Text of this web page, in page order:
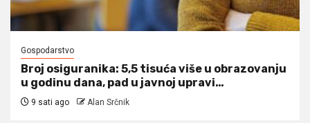
Gospodarstvo
Broj osiguranika: 5,5 tisuća više u obrazovanju
u godinu dana, pad u javnoj upravi…
9 sati ago Alan Srčnik